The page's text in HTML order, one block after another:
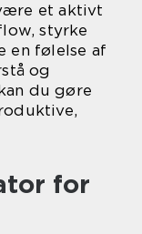
et aktivt
styrke
en følelse af
og
du gøre
for